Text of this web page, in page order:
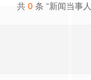
共 0 条 “新闻当事